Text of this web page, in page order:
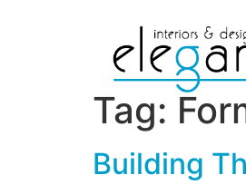
Tag:
Building